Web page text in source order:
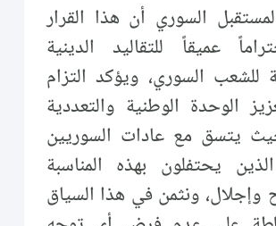
السوري أن هذا القرار
عميقاً للتقاليد الدينية
للشعب السوري، ويؤكد التزام
الوحدة الوطنية والتعددية
حيث يتسق مع عادات السوريين
يحتفلون بهذه المناسبة
وإجلال، ونثمن في هذا السياق